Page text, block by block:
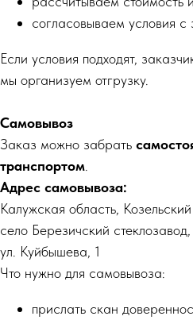
согласовываем условия с
Если условия подходят,
мы организуем отгрузку.
Самовывоз
Заказ можно забрать
транспортом
Адрес самовывоза:
Калужская область,
село Березичский стеклозавод,
ул. Куйбышева, 1
Что нужно для самовывоза:
прислать скан
Я даю согласие на обработку персональных
в ближайшее время, чтобы
коммерческое предложение